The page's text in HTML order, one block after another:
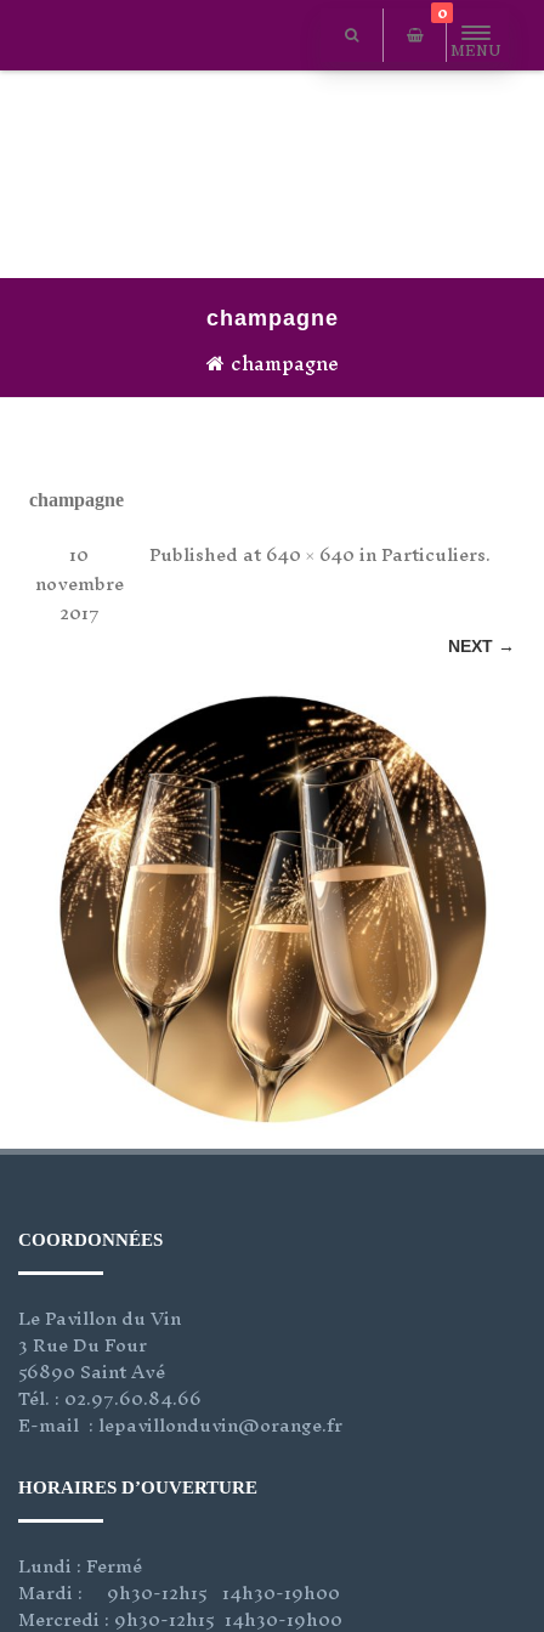
0
MENU
champagne
champagne
champagne
Published
10
novembre
2017
at640 × 640inParticuliers.
NEXT →
COORDONNÉES
Le Pavillon du Vin
3 Rue Du Four
56890 Saint Avé
Tél. : 02.97.60.84.66
E-mail : lepavillonduvin@orange.fr
HORAIRES D’OUVERTURE
Lundi : Fermé
Mardi : 9h30-12h15 14h30-19h00
Mercredi : 9h30-12h15 14h30-19h00